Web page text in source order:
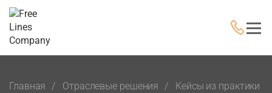
Главная Отраслевые решения
Кейсы из практики